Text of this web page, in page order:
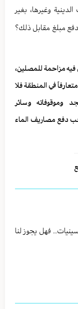
وغيرها، بغير
دفع مبلغ مقابل ذلك؟
فيه مزاحمة للمصلين،
في المنطقة فلا
وموقوفاته وسائر
دفع مصاريف الماء
فهل يجوز لنا